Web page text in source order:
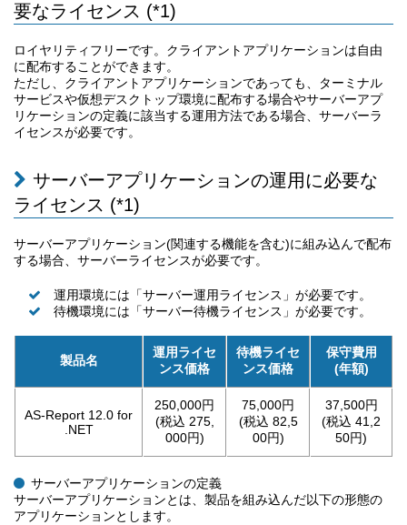
要なライセンス (*1)
ロイヤリティフリーです。クライアントアプリケーションは自由
に配布することができます。
ただし、クライアントアプリケーションであっても、ターミナル
サービスや仮想デスクトップ環境に配布する場合やサーバーアプ
リケーションの定義に該当する運用方法である場合、サーバーラ
イセンスが必要です。
サーバーアプリケーションの運用に必要な
ライセンス (*1)
サーバーアプリケーション(関連する機能を含む)に組み込んで配布
する場合、サーバーライセンスが必要です。
運用環境には「サーバー運用ライセンス」が必要です。
待機環境には「サーバー待機ライセンス」が必要です。
製品名
運用ライセ
ンス価格
待機ライセ
ンス価格
保守費用
(年額)
AS-Report 12.0 for
.NET
250,000円
(税込 275,
000円)
75,000円
(税込 82,5
00円)
37,500円
(税込 41,2
50円)
サーバーアプリケーションの定義
サーバーアプリケーションとは、製品を組み込んだ以下の形態の
アプリケーションとします。